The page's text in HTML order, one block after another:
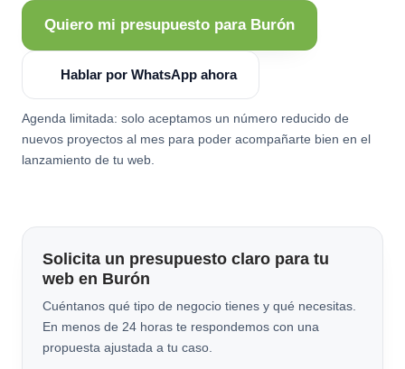
Quiero mi presupuesto para Burón
Hablar por WhatsApp ahora
Agenda limitada: solo aceptamos un número reducido de
nuevos proyectos al mes para poder acompañarte bien en el
lanzamiento de tu web.
Solicita un presupuesto claro para tu
web en Burón
Cuéntanos qué tipo de negocio tienes y qué necesitas.
En menos de 24 horas te respondemos con una
propuesta ajustada a tu caso.